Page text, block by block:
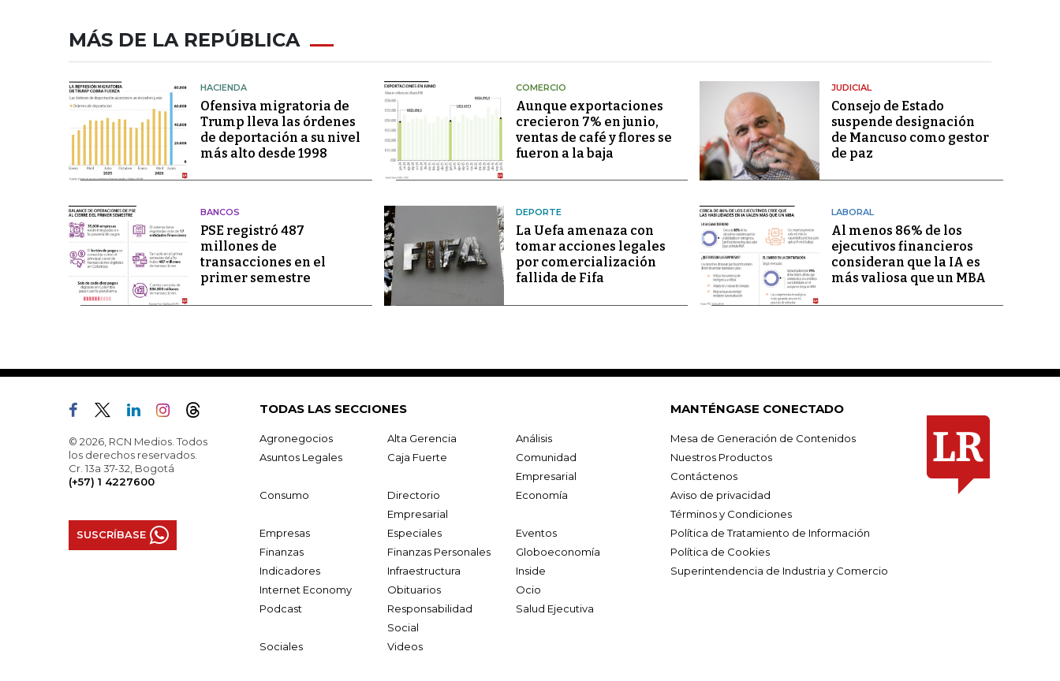
MÁS DE LA REPÚBLICA
HACIENDA
Ofensiva migratoria de
Trump lleva las órdenes
de deportación a su nivel
más alto desde 1998
COMERCIO
Aunque exportaciones
crecieron 7% en junio,
ventas de café y flores se
fueron a la baja
JUDICIAL
Consejo de Estado
suspende designación
de Mancuso como gestor
de paz
BANCOS
PSE registró 487
millones de
transacciones en el
primer semestre
DEPORTE
La Uefa amenaza con
tomar acciones legales
por comercialización
fallida de Fifa
LABORAL
Al menos 86% de los
ejecutivos financieros
consideran que la IA es
más valiosa que un MBA
© 2026, RCN Medios. Todos
los derechos reservados.
Cr. 13a 37-32, Bogotá
(+57) 1 4227600
SUSCRÍBASE
TODAS LAS SECCIONES
Agronegocios Alta Gerencia
Análisis
Asuntos Legales
Caja Fuerte
Comunidad
Empresarial
Consumo
Directorio
Empresarial
Economía
Empresas Especiales
Eventos
Finanzas
Finanzas Personales
Globoeconomía
Indicadores
Infraestructura
Inside
Internet Economy
Obituarios
Ocio
Podcast
Responsabilidad
Social
Salud Ejecutiva
Sociales Videos
MANTÉNGASE CONECTADO
Mesa de Generación de Contenidos
Nuestros Productos
Contáctenos
Aviso de privacidad
Términos y Condiciones
Política de Tratamiento de Información
Política de Cookies
Superintendencia de Industria y Comercio